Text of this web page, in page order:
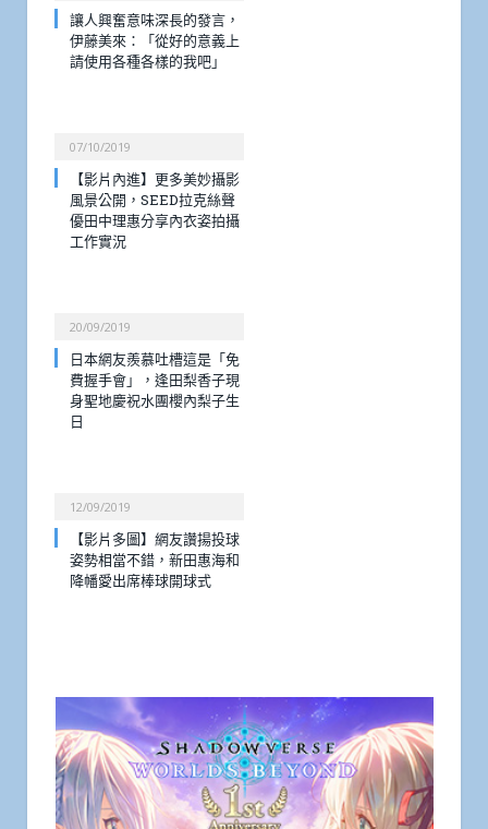
讓人興奮意味深長的發言，
伊藤美來：「從好的意義上
請使用各種各樣的我吧」
07/10/2019
【影片內進】更多美妙攝影
風景公開，SEED拉克絲聲
優田中理惠分享內衣姿拍攝
工作實況
20/09/2019
日本網友羨慕吐槽這是「免
費握手會」，逢田梨香子現
身聖地慶祝水團櫻內梨子生
日
12/09/2019
【影片多圖】網友讚揚投球
姿勢相當不錯，新田惠海和
降幡愛出席棒球開球式